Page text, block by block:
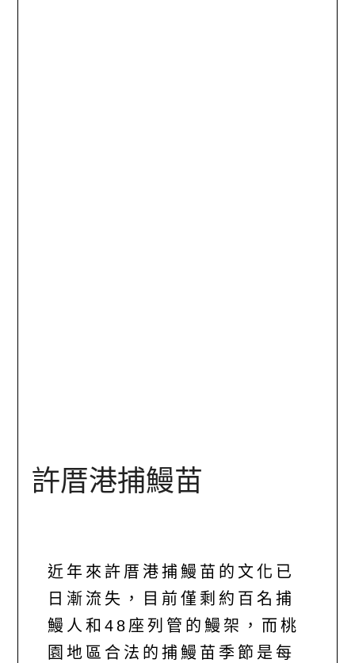
許厝港捕鰻苗
近年來許厝港捕鰻苗的文化已
日漸流失，目前僅剩約百名捕
鰻人和48座列管的鰻架，而桃
園地區合法的捕鰻苗季節是每